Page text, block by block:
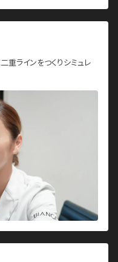
重ラインをつくりシミュレ